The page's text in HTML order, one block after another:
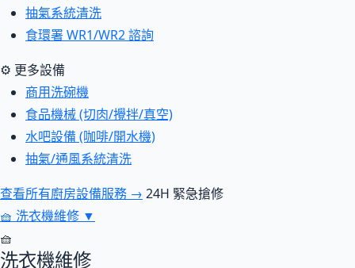
抽氣系統清洗
食環署 WR1/WR2 諮詢
⚙ 更多設備
商用洗碗機
食品機械 (切肉/攪拌/真空)
水吧設備 (咖啡/開水機)
抽氣/通風系統清洗
查看所有廚房設備服務 → 24H 緊急搶修
🧺 洗衣機維修 ▼
🧺
洗衣機維修